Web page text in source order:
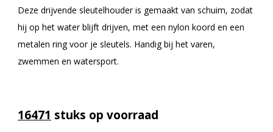
Deze drijvende sleutelhouder is gemaakt van schuim, zodat
hij op het water blijft drijven, met een nylon koord en een
metalen ring voor je sleutels. Handig bij het varen,
zwemmen en watersport.
16471 stuks op voorraad